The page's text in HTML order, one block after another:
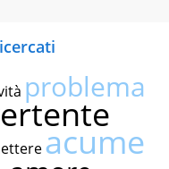
problema
acume